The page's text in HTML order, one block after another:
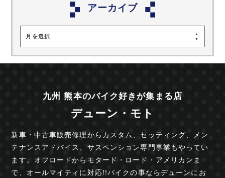
アーカイブ
月を選択
九州 熊本のバイク好きが集まる店
デューン・モト
新車・中古車販売修理からカスタム、セッティング、
メン
テナンスアドバイス、サスペンション専門事業もやってい
ます。オフロードからモタード・ロード・ アメリカンま
で、オールマイティに対応!!バイクの事ならデューンにお